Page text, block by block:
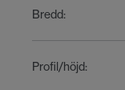
Bredd:
Profil/höjd: